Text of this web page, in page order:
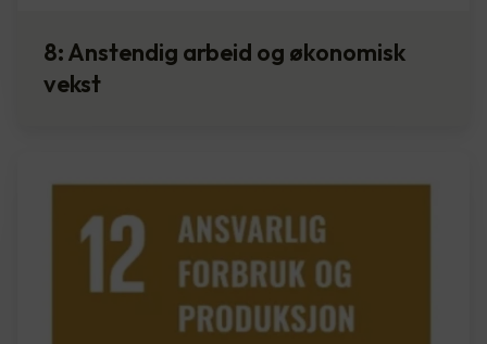
8: Anstendig arbeid og økonomisk
vekst